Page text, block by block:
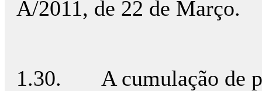
A/2011, de 22 de Março.
1.30. A cumulação de